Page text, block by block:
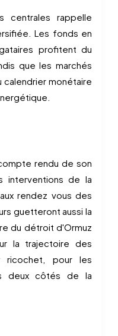
centrales rappelle
Les fonds en
profitent du
que les marchés
monétaire
rendu de son
interventions de la
rendez vous des
guetteront aussi la
du détroit d'Ormuz
la trajectoire des
pour les
deux côtés de la